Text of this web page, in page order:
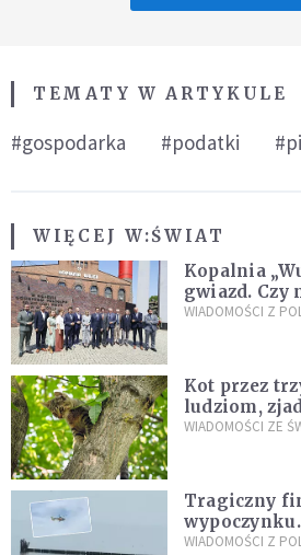
TEMATY W ARTYKULE
#gospodarka #podatki
WIĘCEJ W:ŚWIAT
Kopalnia
gwiazd. Czy
„Dolina
WIADOMOŚCI Z
Kot przez
ludziom,
kaczki. W
WIADOMOŚCI ZE
Tragiczny
wypoczynku.
zarzuty
WIADOMOŚCI Z